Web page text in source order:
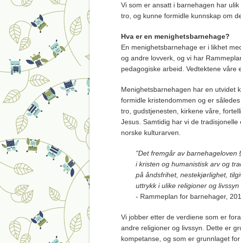
Vi som er ansatt i barnehagen har
tro, og kunne formidle kunnskap om
Hva er en menighetsbarnehage?
En menighetsbarnehage er i likhet
og andre lovverk, og vi har
pedagogiske arbeid. Vedtektene våre
Menighetsbarnehagen har en utvidet
formidle kristendommen og er
tro, gudstjenesten, kirkene våre,
Jesus. Samtidig har vi de
norske kulturarven.
"Det fremgår av
i kristen og humanistisk arv og
på åndsfrihet, nestekjørlighet,
uttrykk i ulike religioner og
- Rammeplan for barnehager,
Vi jobber etter de verdiene som er
andre religioner og livssyn. Dette er
kompetanse, og som er grunnlaget